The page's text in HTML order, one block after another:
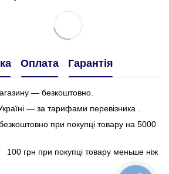
Оплата Гарантія
— безкоштовно.
— за тарифами перевізника .
при покупці товару на 5000
товару меньше ніж